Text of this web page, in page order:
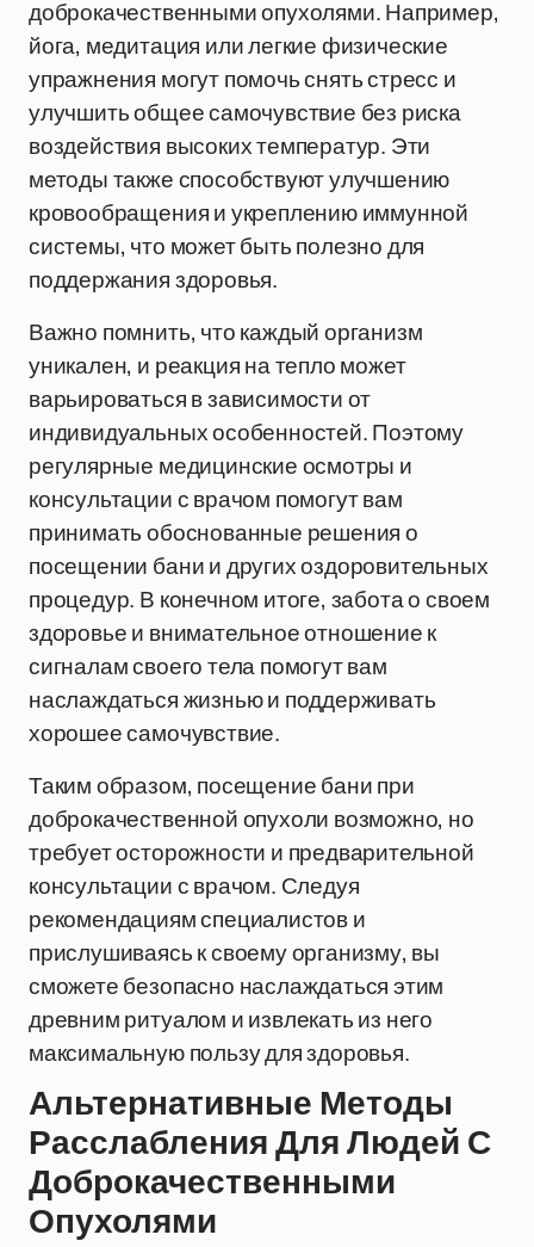
доброкачественными опухолями. Например,
йога, медитация или легкие физические
упражнения могут помочь снять стресс и
улучшить общее самочувствие без риска
воздействия высоких температур. Эти
методы также способствуют улучшению
кровообращения и укреплению иммунной
системы, что может быть полезно для
поддержания здоровья.
Важно помнить, что каждый организм
уникален, и реакция на тепло может
варьироваться в зависимости от
индивидуальных особенностей. Поэтому
регулярные медицинские осмотры и
консультации с врачом помогут вам
принимать обоснованные решения о
посещении бани и других оздоровительных
процедур. В конечном итоге, забота о своем
здоровье и внимательное отношение к
сигналам своего тела помогут вам
наслаждаться жизнью и поддерживать
хорошее самочувствие.
Таким образом, посещение бани при
доброкачественной опухоли возможно, но
требует осторожности и предварительной
консультации с врачом. Следуя
рекомендациям специалистов и
прислушиваясь к своему организму, вы
сможете безопасно наслаждаться этим
древним ритуалом и извлекать из него
максимальную пользу для здоровья.
Альтернативные Методы
Расслабления Для Людей С
Доброкачественными
Опухолями